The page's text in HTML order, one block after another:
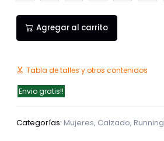
Agregar al carrito
Tabla de talles y otros contenidos
Envio gratis!!
Categorías: Mujeres, Calzado, Running